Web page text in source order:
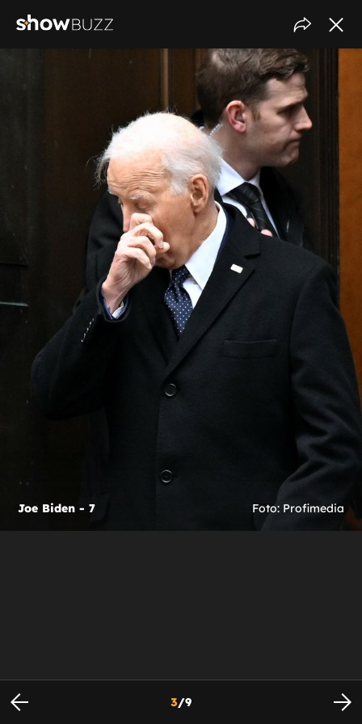
Joe Biden - 7 Foto: Profimedia
3/9